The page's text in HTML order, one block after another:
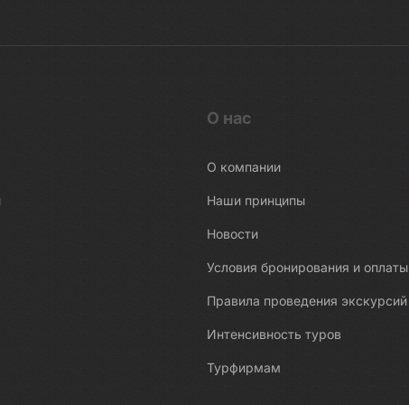
О нас
О компании
Наши принципы
Новости
Условия бронирования и оплаты
Правила проведения экскурсий
Интенсивность туров
Турфирмам